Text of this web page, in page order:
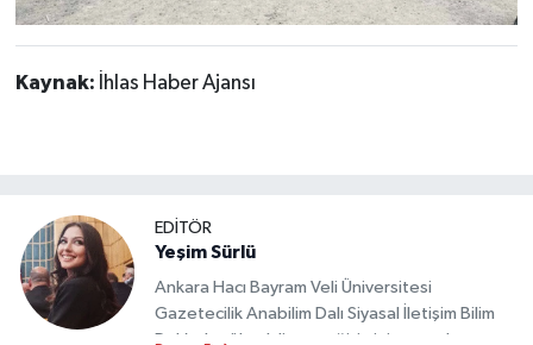
Kaynak: İhlas Haber Ajansı
EDİTÖR
Yeşim Sürlü
Ankara Hacı Bayram Veli Üniversitesi
Gazetecilik Anabilim Dalı Siyasal İletişim Bilim
Dalı’nda yüksek lisans eğitimini tamamlamıştır.